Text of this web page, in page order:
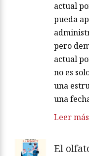
actual
pueda
pero
actual
no es
una
una
Leer más
El